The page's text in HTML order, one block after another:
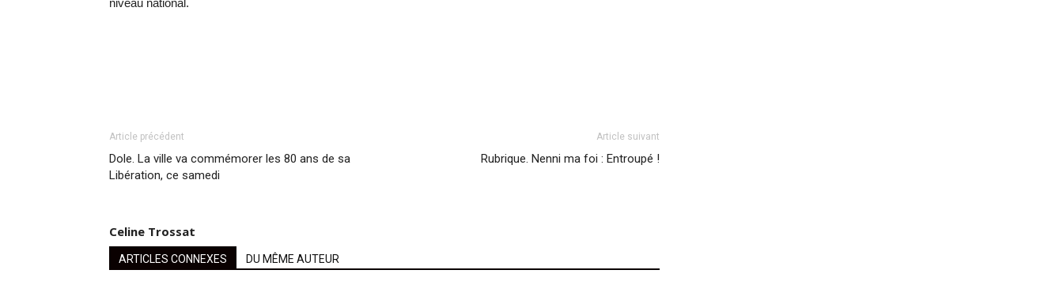
niveau national.
Article précédent
Dole. La ville va commémorer les 80 ans de sa
Libération, ce samedi
Article suivant
Rubrique. Nenni ma foi : Entroupé !
Celine Trossat
ARTICLES CONNEXES DU MÊME AUTEUR